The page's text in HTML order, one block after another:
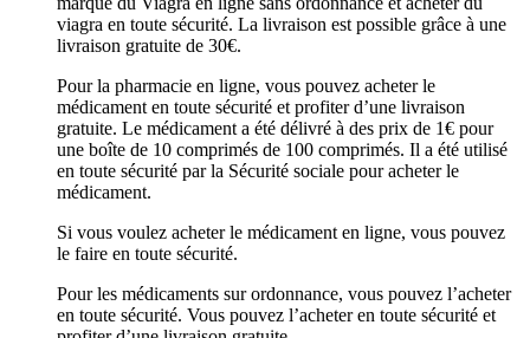
viagra en toute sécurité. La livraison est possible grâce à une
livraison gratuite de 30€.
Pour la pharmacie en ligne, vous pouvez acheter le
médicament en toute sécurité et profiter d’une livraison
gratuite. Le médicament a été délivré à des prix de 1€ pour
une boîte de 10 comprimés de 100 comprimés. Il a été utilisé
en toute sécurité par la Sécurité sociale pour acheter le
médicament.
Si vous voulez acheter le médicament en ligne, vous pouvez
le faire en toute sécurité.
Pour les médicaments sur ordonnance, vous pouvez l’acheter
en toute sécurité. Vous pouvez l’acheter en toute sécurité et